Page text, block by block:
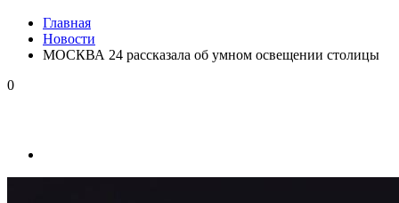
Главная
Новости
МОСКВА 24 рассказала об умном освещении столицы
0